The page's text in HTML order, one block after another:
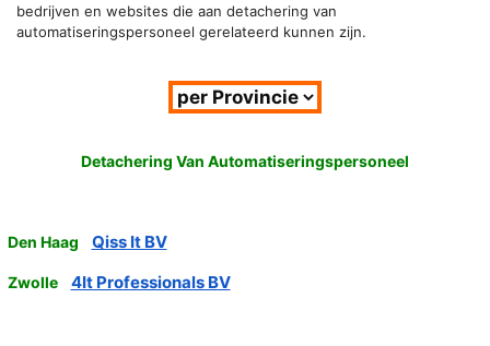
bedrijven en websites die aan detachering van
automatiseringspersoneel gerelateerd kunnen zijn.
Detachering Van Automatiseringspersoneel
Den Haag Qiss It BV
Zwolle 4It Professionals BV